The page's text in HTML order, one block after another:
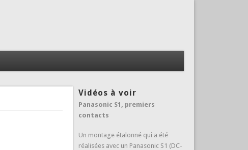
Vidéos à voir
Panasonic S1, premiers
contacts
Un montage étalonné qui a été
réalisées avec un Panasonic S1 (DC-